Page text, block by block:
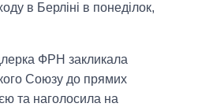
в Берліні в понеділок,
ФРН закликала
Союзу до прямих
та наголосила на